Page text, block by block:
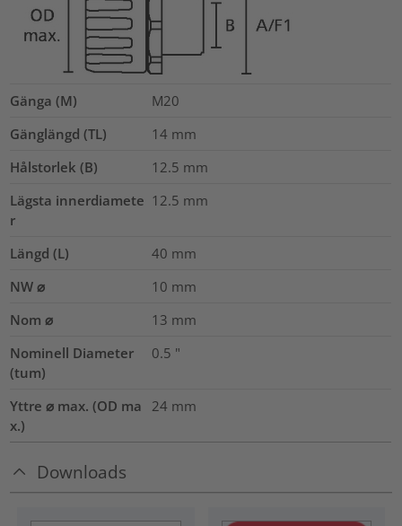
Gänga (M)
M20
Gänglängd (TL)
14 mm
Hålstorlek (B)
12.5 mm
Lägsta innerdiamete
r
12.5 mm
Längd (L) 40 mm
NW ⌀
10 mm
Nom ⌀
13 mm
Nominell Diameter
(tum)
0.5 "
Yttre ⌀ max. (OD ma
x.)
24 mm
Downloads